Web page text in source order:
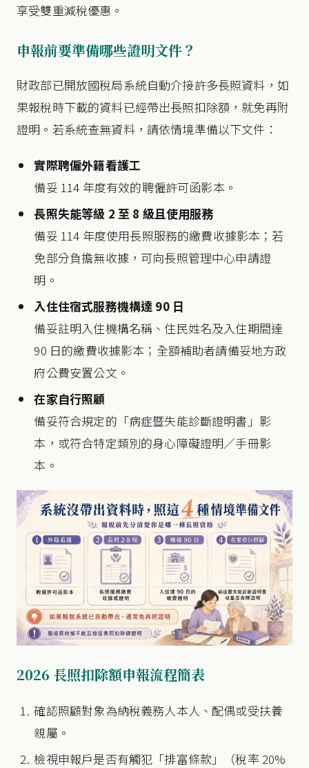
享受雙重減稅優惠。
申報前要準備哪些證明文件？
財政部已開放國稅局系統自動介接許多長照資料，如
果報稅時下載的資料已經帶出長照扣除額，就免再附
證明。若系統查無資料，請依情境準備以下文件：
實際聘僱外籍看護工
備妥 114 年度有效的聘僱許可函影本。
長照失能等級 2 至 8 級且使用服務
備妥 114 年度使用長照服務的繳費收據影本；若
免部分負擔無收據，可向長照管理中心申請證
明。
入住住宿式服務機構達 90 日
備妥註明入住機構名稱、住民姓名及入住期間達
90 日的繳費收據影本；全額補助者請備妥地方政
府公費安置公文。
在家自行照顧
備妥符合規定的「病症暨失能診斷證明書」影
本，或符合特定類別的身心障礙證明／手冊影
本。
2026 長照扣除額申報流程簡表
確認照顧對象為納稅義務人本人、配偶或受扶養
親屬。
檢視申報戶是否有觸犯「排富條款」（稅率 20%